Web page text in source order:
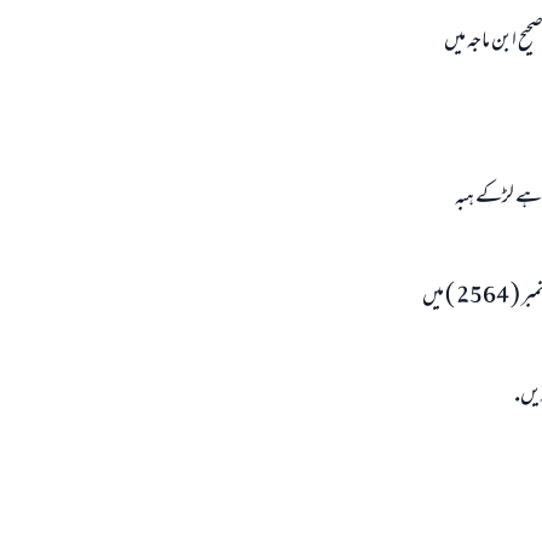
البانى رحمہ اللہ نے صحيح ابن ماجہ ميں
لڑكے ہبہ
مستدرك الحاكم ( 2 / 284 ) سنن بيہقى ( 7 / 480 ) علامہ البانى رحمہ اللہ نے السلسلۃ الاحاديث الصحيحۃ حديث نمبر ( 2564 ) ميں